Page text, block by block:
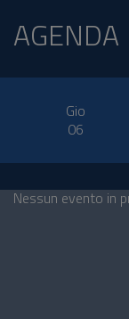
AGENDA
Gio
06
Nessun evento in